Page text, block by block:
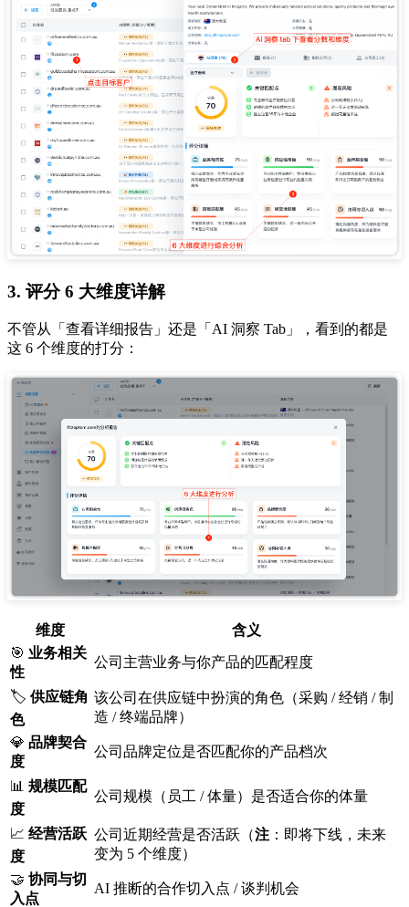
3. 评分 6 大维度详解
不管从「查看详细报告」还是「AI 洞察 Tab」，看到的都是
这 6 个维度的打分：
维度
含义
🎯 业务相关
性
公司主营业务与你产品的匹配程度
🏷️ 供应链角
色
该公司在供应链中扮演的角色（采购 / 经销 / 制
造 / 终端品牌）
💎 品牌契合
度
公司品牌定位是否匹配你的产品档次
📊 规模匹配
度
公司规模（员工 / 体量）是否适合你的体量
📈 经营活跃
度
公司近期经营是否活跃（注 ：即将下线，未来
变为 5 个维度）
🤝 协同与切
入点
AI 推断的合作切入点 / 谈判机会